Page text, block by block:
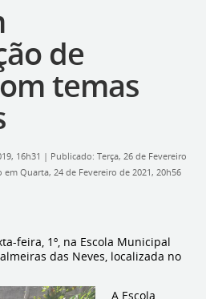
de
temas
16h31 | Publicado: Terça, 26 de Fevereiro
em Quarta, 24 de Fevereiro de 2021, 20h56
feira, 1º, na Escola Municipal
das Neves, localizada no
A Escola